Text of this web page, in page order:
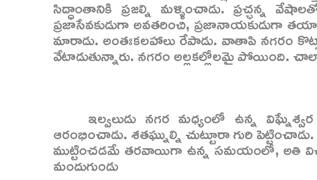
సిద్ధాంతానికి ప్రజల్ని మళ్ళించాడు. ప్రచ్ఛన్న
ప్రజాసేవకుడుగా అవతరించి, ప్రజానాయకుడుగా
మారాడు. అంతఃకలహాలు రేపాడు. వాతాపి నగరం
వేటాడుతున్నారు. నగరం అల్లకల్లోలమై పోయింది.
ఇల్వలుడు నగర మధ్యంలో ఉన్న
ఆరంభించాడు. శతఘ్నుల్ని చుట్టూరా గురి
ముట్టించడమే తరవాయిగా ఉన్న సమయంలో, అతి
మందుగుండు